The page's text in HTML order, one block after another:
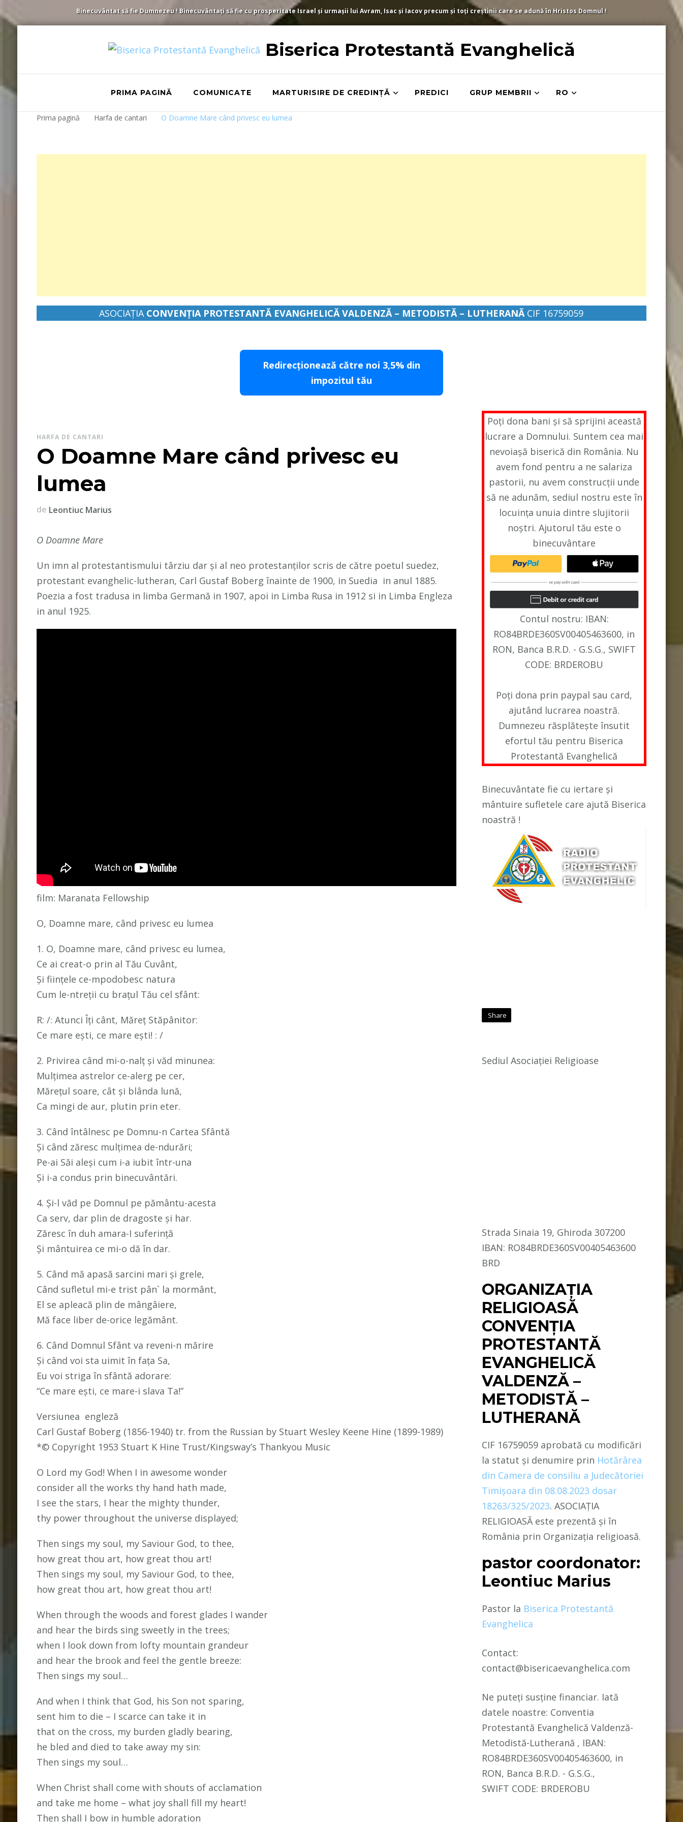
Binecuvântat să fie Dumnezeu ! Binecuvântați să fie cu prosperitate Israel și urmașii lui Avram, Isac și Iacov precum și toți creștinii care se adună în Hristos Domnul !
Biserica Protestantă Evanghelică
PRIMA PAGINĂ COMUNICATE MARTURISIRE DE CREDINȚĂ PREDICI GRUP MEMBRII RO
Prima pagină Harfa de cantari O Doamne Mare când privesc eu lumea
ASOCIAȚIA CONVENŢIA PROTESTANTĂ EVANGHELICĂ VALDENZĂ – METODISTĂ – LUTHERANĂCIF 16759059
Redirecționează către noi 3,5% din
impozitul tău
HARFA DE CANTARI
O Doamne Mare când privesc eu
lumea
de Leontiuc Marius
O Doamne Mare
Un imn al protestantismului târziu dar și al neo protestanților scris de către poetul suedez,
protestant evanghelic-lutheran, Carl Gustaf Boberg înainte de 1900, in Suedia in anul 1885.
Poezia a fost tradusa in limba Germană in 1907, apoi in Limba Rusa in 1912 si in Limba Engleza
in anul 1925.
film: Maranata Fellowship
O, Doamne mare, când privesc eu lumea
1. O, Doamne mare, când privesc eu lumea,
Ce ai creat-o prin al Tău Cuvânt,
Și ființele ce-mpodobesc natura
Cum le-ntreții cu brațul Tău cel sfânt:
R: /: Atunci Îți cânt, Măreț Stăpânitor:
Ce mare ești, ce mare ești! : /
2. Privirea când mi-o-nalț și văd minunea:
Mulțimea astrelor ce-alerg pe cer,
Mărețul soare, cât și blânda lună,
Ca mingi de aur, plutin prin eter.
3. Când întâlnesc pe Domnu-n Cartea Sfântă
Și când zăresc mulțimea de-ndurări;
Pe-ai Săi aleși cum i-a iubit într-una
Și i-a condus prin binecuvântări.
4. Și-l văd pe Domnul pe pământu-acesta
Ca serv, dar plin de dragoste și har.
Zăresc în duh amara-I suferință
Și mântuirea ce mi-o dă în dar.
5. Când mă apasă sarcini mari și grele,
Când sufletul mi-e trist pân` la mormânt,
El se apleacă plin de mângâiere,
Mă face liber de-orice legământ.
6. Când Domnul Sfânt va reveni-n mărire
Și când voi sta uimit în fața Sa,
Eu voi striga în sfântă adorare:
“Ce mare ești, ce mare-i slava Ta!”
Versiunea engleză
Carl Gustaf Boberg (1856-1940) tr. from the Russian by Stuart Wesley Keene Hine (1899-1989)
*© Copyright 1953 Stuart K Hine Trust/Kingsway’s Thankyou Music
O Lord my God! When I in awesome wonder
consider all the works thy hand hath made,
I see the stars, I hear the mighty thunder,
thy power throughout the universe displayed;
Then sings my soul, my Saviour God, to thee,
how great thou art, how great thou art!
Then sings my soul, my Saviour God, to thee,
how great thou art, how great thou art!
When through the woods and forest glades I wander
and hear the birds sing sweetly in the trees;
when I look down from lofty mountain grandeur
and hear the brook and feel the gentle breeze:
Then sings my soul…
And when I think that God, his Son not sparing,
sent him to die – I scarce can take it in
that on the cross, my burden gladly bearing,
he bled and died to take away my sin:
Then sings my soul…
When Christ shall come with shouts of acclamation
and take me home – what joy shall fill my heart!
Then shall I bow in humble adoration
Poți dona bani și să sprijini această
lucrare a Domnului. Suntem cea mai
nevoiașă biserică din România. Nu
avem fond pentru a ne salariza
pastorii, nu avem construcții unde
să ne adunăm, sediul nostru este în
locuința unuia dintre slujitorii
noștri. Ajutorul tău este o
binecuvântare
Contul nostru: IBAN:
RO84BRDE360SV00405463600, in
RON, Banca B.R.D. - G.S.G., SWIFT
CODE: BRDEROBU
Poți dona prin paypal sau card,
ajutând lucrarea noastră.
Dumnezeu răsplătește însutit
efortul tău pentru Biserica
Protestantă Evanghelică
Binecuvântate fie cu iertare și
mântuire sufletele care ajută Biserica
noastră !
Share
Sediul Asociației Religioase
Strada Sinaia 19, Ghiroda 307200
IBAN: RO84BRDE360SV00405463600
BRD
ORGANIZAȚIA
RELIGIOASĂ
CONVENŢIA
PROTESTANTĂ
EVANGHELICĂ
VALDENZĂ –
METODISTĂ –
LUTHERANĂ
CIF 16759059 aprobată cu modificări
la statut și denumire prin Hotărârea
din Camera de consiliu a Judecătoriei
Timișoara din 08.08.2023 dosar
18263/325/2023. ASOCIAȚIA
RELIGIOASĂ este prezentă și în
România prin Organizația religioasă.
pastor coordonator:
Leontiuc Marius
Pastor la Biserica Protestantă
Evanghelica
Contact:
contact@bisericaevanghelica.com
Ne puteți susține financiar. Iată
datele noastre: Conventia
Protestantă Evanghelică Valdenză-
Metodistă-Lutherană , IBAN:
RO84BRDE360SV00405463600, in
RON, Banca B.R.D. - G.S.G.,
SWIFT CODE: BRDEROBU